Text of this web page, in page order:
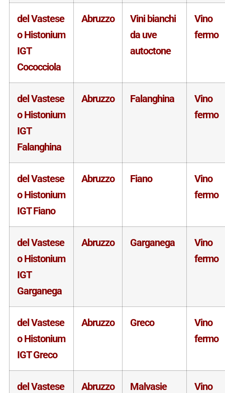
del Vastese
o Histonium
IGT
Cococciola
Abruzzo
Vini bianchi
da uve
autoctone
Vino
fermo
del Vastese
o Histonium
IGT
Falanghina
Abruzzo Falanghina
Vino
fermo
del Vastese
o Histonium
IGT Fiano
Abruzzo Fiano
Vino
fermo
del Vastese
o Histonium
IGT
Garganega
Abruzzo Garganega
Vino
fermo
del Vastese
o Histonium
IGT Greco
Abruzzo Greco
Vino
fermo
del Vastese
Abruzzo Malvasie
Vino